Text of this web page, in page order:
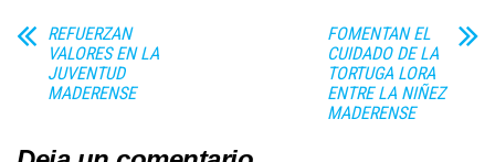
REFUERZAN
VALORES EN LA
JUVENTUD
MADERENSE
FOMENTAN EL
CUIDADO DE LA
TORTUGA LORA
ENTRE LA NIÑEZ
MADERENSE